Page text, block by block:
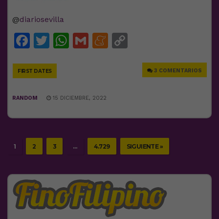
@diariosevilla
Facebook
Twitter
WhatsApp
GmailMeneame
FIRST DATES 3 COMENTARIOS
RANDOM 15 DICIEMBRE, 2022
1 2 3 … 4.729 SIGUIENTE »